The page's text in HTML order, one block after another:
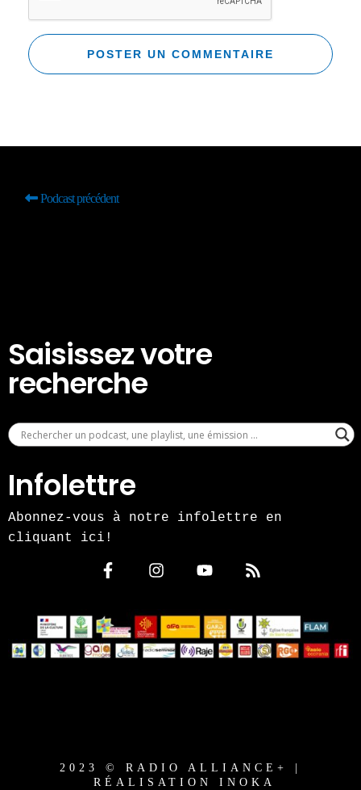
Podcast précédent
Saisissez votre
recherche
Infolettre
Abonnez-vous à notre infolettre en
cliquant ici!
2023 © RADIO ALLIANCE+ |
RÉALISATION INOKA